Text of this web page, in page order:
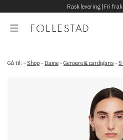
Rask levering | Fri
Gå til: – Shop – Dame –Gensere & cardigans –